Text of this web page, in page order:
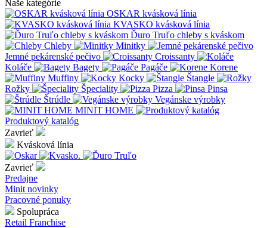
Naše kategórie
OSKAR kvásková línia
KVASKO kvásková línia
Ďuro Truľo chleby s kváskom
Chleby
Minitky
Jemné pekárenské pečivo
Croissanty
Koláče
Bagety Pagáče
Korene
Muffiny
Kocky
Štangle
Rožky
Špeciality Pizza
Pinsa
Štrúdle
Vegánske výrobky
MINIT HOME
Produktový katalóg
Zavrieť
Kvásková línia
Zavrieť
Predajne
Minit novinky
Pracovné ponuky
Spolupráca
Retail Franchise